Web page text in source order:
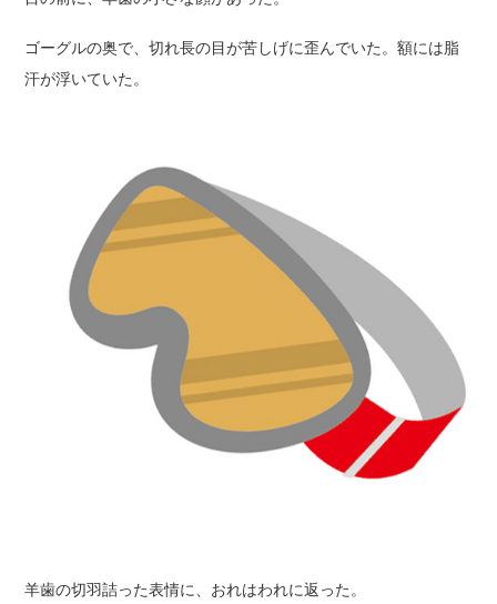
ゴーグルの奥で、切れ長の目が苦しげに歪んでいた。額には脂
汗が浮いていた。
羊歯の切羽詰った表情に、おれはわれに返った。